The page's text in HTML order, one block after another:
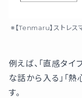
※【Tenmaru】ストレ
例えば、「直感タイ
な話から入る」「熱
す。